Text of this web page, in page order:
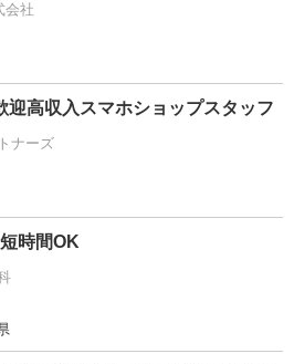
会社
迎高収入スマホショップスタッフ
ナーズ
時間OK